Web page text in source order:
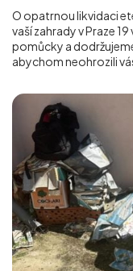
O opatrnou likvidaci
vaší zahrady v Praze 19
pomůcky a
abychom neohrozili